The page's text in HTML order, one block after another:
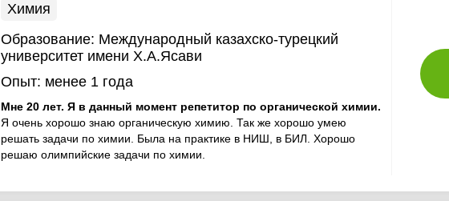
Химия
Образование: Международный казахско-турецкий
университет имени Х.А.Ясави
Опыт: менее 1 года
Мне 20 лет. Я в данный момент репетитор по органической химии.
Я очень хорошо знаю органическую химию. Так же хорошо умею
решать задачи по химии. Была на практике в НИШ, в БИЛ. Хорошо
решаю олимпийские задачи по химии.